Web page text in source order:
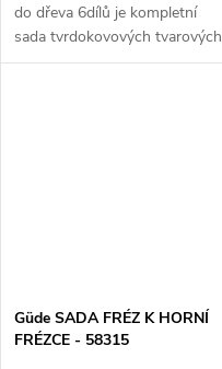
do dřeva 6dílů je kompletní
sada tvrdokovových tvarových
fréz, které jsou uloženy v
Güde SADA FRÉZ K HORNÍ
FRÉZCE - 58315